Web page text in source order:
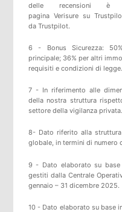
delle recensioni è
paginaVerisure su
da Trustpilot.
6 - Bonus Sicurezza:
principale; 36% per altri
requisiti e condizioni di legge.
7 - In riferimento alle
della nostra struttura
settore della vigilanza privata.
8- Dato riferito alla
globale, in termini di
9 - Dato elaborato su
gestiti dalla Centrale
gennaio – 31 dicembre 2025.
10 - Dato elaborato su base